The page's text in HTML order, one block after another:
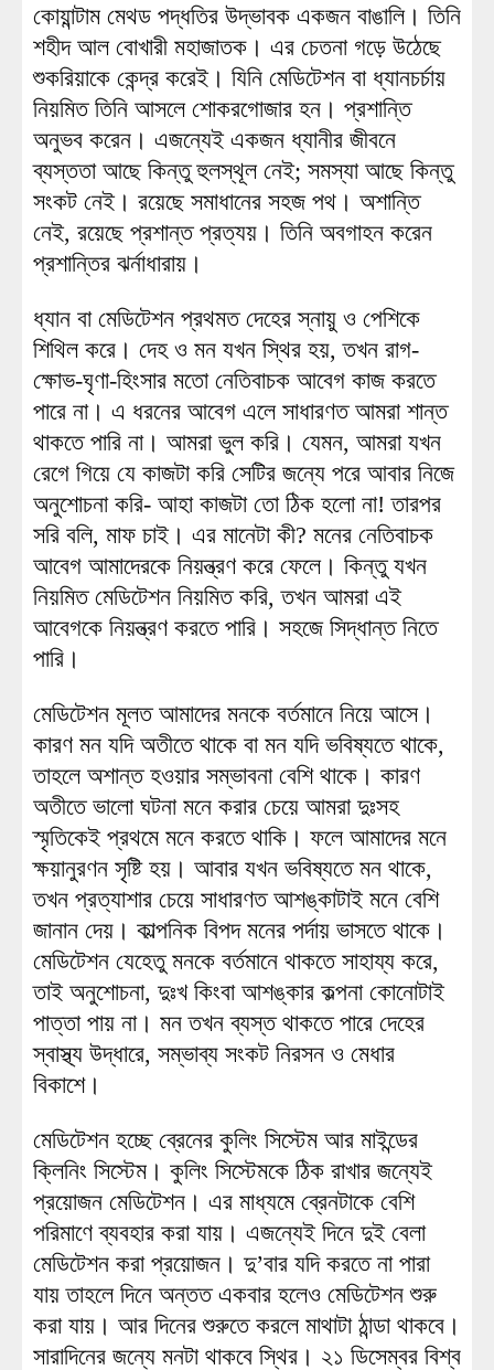
কোয়ান্টাম মেথড পদ্ধতির উদ্ভাবক একজন বাঙালি। তিনি
শহীদ আল বোখারী মহাজাতক। এর চেতনা গড়ে উঠেছে
শুকরিয়াকে কেন্দ্র করেই। যিনি মেডিটেশন বা ধ্যানচর্চায়
নিয়মিত তিনি আসলে শোকরগোজার হন। প্রশান্তি
অনুভব করেন। এজন্যেই একজন ধ্যানীর জীবনে
ব্যস্ততা আছে কিন্তু হুলস্থূল নেই; সমস্যা আছে কিন্তু
সংকট নেই। রয়েছে সমাধানের সহজ পথ। অশান্তি
নেই, রয়েছে প্রশান্ত প্রত্যয়। তিনি অবগাহন করেন
প্রশান্তির ঝর্নাধারায়।
ধ্যান বা মেডিটেশন প্রথমত দেহের স্নায়ু ও পেশিকে
শিথিল করে। দেহ ও মন যখন স্থির হয়, তখন রাগ-
ক্ষোভ-ঘৃণা-হিংসার মতো নেতিবাচক আবেগ কাজ করতে
পারে না। এ ধরনের আবেগ এলে সাধারণত আমরা শান্ত
থাকতে পারি না। আমরা ভুল করি। যেমন, আমরা যখন
রেগে গিয়ে যে কাজটা করি সেটির জন্যে পরে আবার নিজে
অনুশোচনা করি- আহা কাজটা তো ঠিক হলো না! তারপর
সরি বলি, মাফ চাই। এর মানেটা কী? মনের নেতিবাচক
আবেগ আমাদেরকে নিয়ন্ত্রণ করে ফেলে। কিন্তু যখন
নিয়মিত মেডিটেশন নিয়মিত করি, তখন আমরা এই
আবেগকে নিয়ন্ত্রণ করতে পারি। সহজে সিদ্ধান্ত নিতে
পারি।
মেডিটেশন মূলত আমাদের মনকে বর্তমানে নিয়ে আসে।
কারণ মন যদি অতীতে থাকে বা মন যদি ভবিষ্যতে থাকে,
তাহলে অশান্ত হওয়ার সম্ভাবনা বেশি থাকে। কারণ
অতীতে ভালো ঘটনা মনে করার চেয়ে আমরা দুঃসহ
স্মৃতিকেই প্রথমে মনে করতে থাকি। ফলে আমাদের মনে
ক্ষয়ানুরণন সৃষ্টি হয়। আবার যখন ভবিষ্যতে মন থাকে,
তখন প্রত্যাশার চেয়ে সাধারণত আশঙ্কাটাই মনে বেশি
জানান দেয়। কাল্পনিক বিপদ মনের পর্দায় ভাসতে থাকে।
মেডিটেশন যেহেতু মনকে বর্তমানে থাকতে সাহায্য করে,
তাই অনুশোচনা, দুঃখ কিংবা আশঙ্কার কল্পনা কোনোটাই
পাত্তা পায় না। মন তখন ব্যস্ত থাকতে পারে দেহের
স্বাস্থ্য উদ্ধারে, সম্ভাব্য সংকট নিরসন ও মেধার
বিকাশে।
মেডিটেশন হচ্ছে ব্রেনের কুলিং সিস্টেম আর মাইন্ডের
ক্লিনিং সিস্টেম। কুলিং সিস্টেমকে ঠিক রাখার জন্যেই
প্রয়োজন মেডিটেশন। এর মাধ্যমে ব্রেনটাকে বেশি
পরিমাণে ব্যবহার করা যায়। এজন্যেই দিনে দুই বেলা
মেডিটেশন করা প্রয়োজন। দু’বার যদি করতে না পারা
যায় তাহলে দিনে অন্তত একবার হলেও মেডিটেশন শুরু
করা যায়। আর দিনের শুরুতে করলে মাথাটা ঠান্ডা থাকবে।
সারাদিনের জন্যে মনটা থাকবে স্থির। ২১ ডিসেম্বর বিশ্ব